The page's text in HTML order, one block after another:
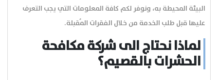
البيئة المحيطة به، ونوفر لكم كافة المعلومات التي يجب التعرف
عليها قبل طلب الخدمة من خلال الفقرات المُقبلة.
لماذا نحتاج الى شركة مكافحة
الحشرات بالقصيم؟